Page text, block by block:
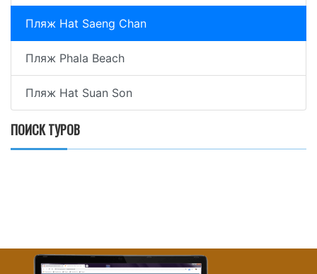
Пляж Hat Saeng Chan
Пляж Phala Beach
Пляж Hat Suan Son
ПОИСК ТУРОВ